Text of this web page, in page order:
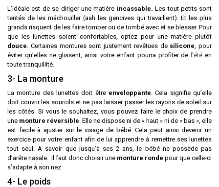
L’idéale est de se diriger une matière incassable. Les tout-petits sont
tentés de les mâchouiller (aah les gencives qui travaillent). Et les plus
grands risquent de les faire tomber ou de tombé avec et se blesser. Pour
que les lunettes soient confortables, optez pour une matière plutôt
douce. Certaines montures sont justement revêtues de silicone, pour
éviter qu’elles ne glissent, ainsi votre enfant pourra profiter de l’été en
toute tranquillité.
3- La monture
La monture des lunettes doit êtreenveloppante. Cela signifie qu’elle
doit couvrir les sourcils et ne pas laisser passer les rayons de soleil sur
les côtés. Si vous le souhaitez, vous pouvez faire le choix de prendre
une monture réversible. Elle ne dispose ni de « haut » ni de « bas », elle
est facile à ajuster sur le visage de bébé. Cela peut ainsi devenir un
exercice pour votre enfant afin de lui apprendre à remettre ses lunettes
tout seul. A savoir que jusqu’à ses 2 ans, le bébé ne possède pas
d’arête nasale. Il faut donc choisir une monture ronde pour que celle-ci
s’adapte à son nez.
4- Le poids